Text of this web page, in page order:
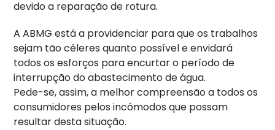
devido a reparação de rotura.
A ABMG está a providenciar para que os trabalhos
sejam tão céleres quanto possível e envidará
todos os esforços para encurtar o período de
interrupção do abastecimento de água.
Pede-se, assim, a melhor compreensão a todos os
consumidores pelos incómodos que possam
resultar desta situação.